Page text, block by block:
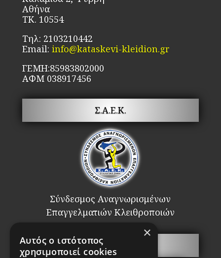
Αθήνα
ΤΚ. 10554
Τηλ: 2103210442
Email: info@kataskevi-kleidion.gr
ΓΕΜΗ:85983802000
ΑΦΜ 038917456
Σ.Α.Ε.Κ.
Σύνδεσμος Αναγνωρισμένων
Επαγγελματιών Κλειθροποιών
Πόρτες Ασφαλείας
×
Αυτός ο ιστότοπος
χρησιμοποιεί cookies